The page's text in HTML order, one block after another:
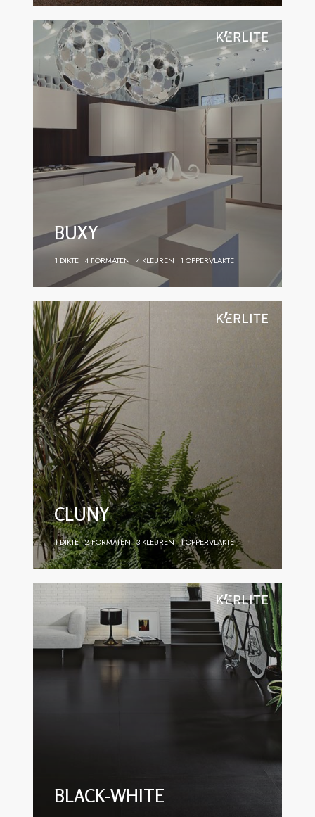
BUXY
1 DIKTE 4 FORMATEN 4 KLEUREN 1 OPPERVLAKTE
CLUNY
1 DIKTE 2 FORMATEN 3 KLEUREN 1 OPPERVLAKTE
BLACK-WHITE